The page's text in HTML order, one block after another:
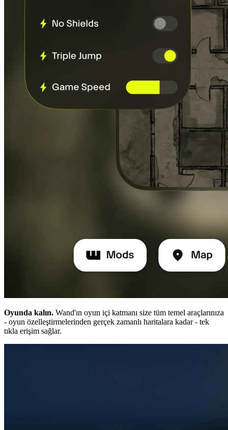
Oyunda kalın. Wand'ın oyun içi katmanı size tüm temel araçlarınıza
- oyun özelleştirmelerinden gerçek zamanlı haritalara kadar - tek
tıkla erişim sağlar.